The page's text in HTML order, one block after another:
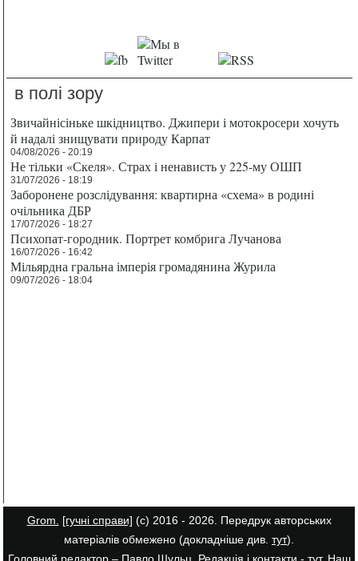
в полі зору
Звичайнісіньке шкідництво. Джипери і мотокросери хочуть
й надалі знищувати природу Карпат
04/08/2026 - 20:19
Не тільки «Скеля». Страх і ненависть у 225-му ОШП
31/07/2026 - 18:19
Заборонене розслідування: квартирна «схема» в родині
очільника ДБР
17/07/2026 - 18:27
Психопат-городник. Портрет комбрига Лучанова
16/07/2026 - 16:42
Мільярдна гральна імперія громадянина Журила
09/07/2026 - 18:04
Grom. [гучні справи] (с) 2016 - 2026. Передрук авторських
матеріалів обмежено (докладніше див. тут).